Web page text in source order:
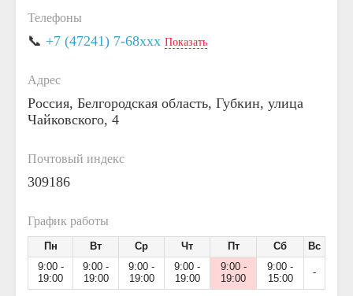
Телефоны
📞 +7 (47241) 7-68xxx Показать
Адрес
Россия, Белгородская область, Губкин, улица
Чайковского, 4
Почтовый индекс
309186
График работы
Пн Вт Ср Чт Пт Сб
Вс
9:00 -
19:00
9:00 -
19:00
9:00 -
19:00
9:00 -
19:00
9:00 -
19:00
9:00 -
15:00
-